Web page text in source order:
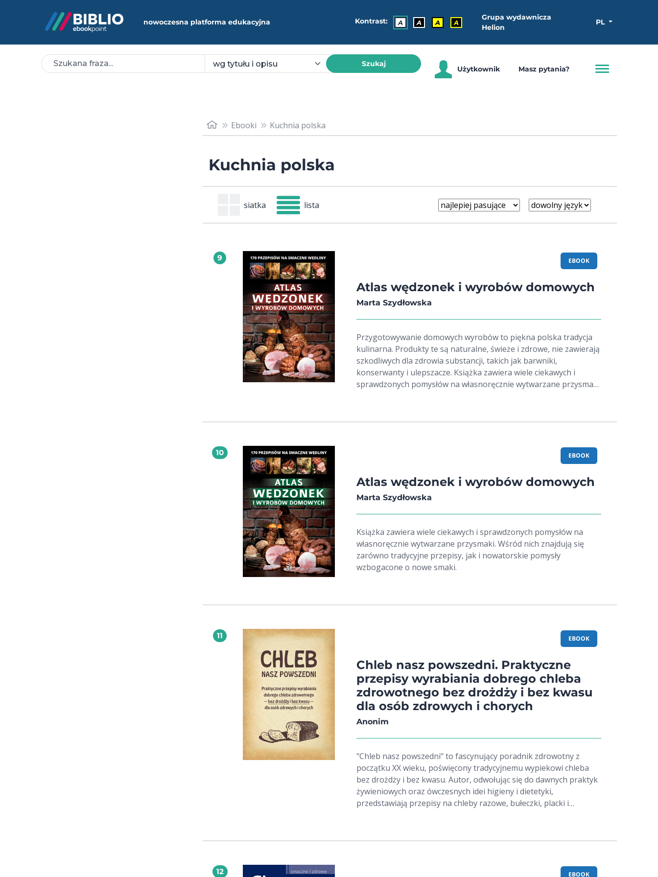
nowoczesna platforma edukacyjna Kontrast: A A A A
Grupa wydawnicza
Helion
PL
Szukaj
Użytkownik Masz pytania?
Ebooki Kuchnia polska
Kuchnia polska
siatka lista
9 EBOOK
Atlas wędzonek i wyrobów domowych
Marta Szydłowska
Przygotowywanie domowych wyrobów to piękna polska tradycja
kulinarna. Produkty te są naturalne, świeże i zdrowe, nie zawierają
szkodliwych dla zdrowia substancji, takich jak barwniki,
konserwanty i ulepszacze. Książka zawiera wiele ciekawych i
sprawdzonych pomysłów na własnoręcznie wytwarzane przysmaki.
10 EBOOK
Atlas wędzonek i wyrobów domowych
Marta Szydłowska
Książka zawiera wiele ciekawych i sprawdzonych pomysłów na
własnoręcznie wytwarzane przysmaki. Wśród nich znajdują się
zarówno tradycyjne przepisy, jak i nowatorskie pomysły
wzbogacone o nowe smaki.
11 EBOOK
Chleb nasz powszedni. Praktyczne
przepisy wyrabiania dobrego chleba
zdrowotnego bez drożdży i bez kwasu
dla osób zdrowych i chorych
Anonim
"Chleb nasz powszedni" to fascynujący poradnik zdrowotny z
początku XX wieku, poświęcony tradycyjnemu wypiekowi chleba
bez drożdży i bez kwasu. Autor, odwołując się do dawnych praktyk
żywieniowych oraz ówczesnych idei higieny i dietetyki,
przedstawiają przepisy na chleby razowe, bułeczki, placki i
również obszerny wywód o znaczeniu pszenicy, wartości chleba
zboża, wpływ sposobu wypieku na zdrowie oraz rolę właściwego
12 EBOOK